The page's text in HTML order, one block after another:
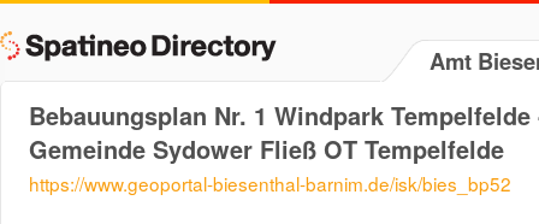
Amt
Bebauungsplan Nr. 1 Windpark
Gemeinde Sydower Fließ OT Tempelfelde
https://www.geoportal-biesenthal-barnim.de/isk/bies_bp52